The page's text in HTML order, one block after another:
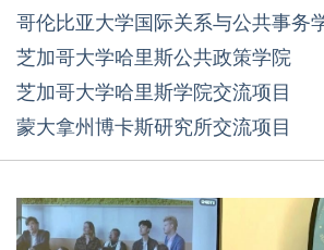
哥伦比亚大学国际关系与公共事务
芝加哥大学哈里斯公共政策学院
芝加哥大学哈里斯学院交流项目
蒙大拿州博卡斯研究所交流项目